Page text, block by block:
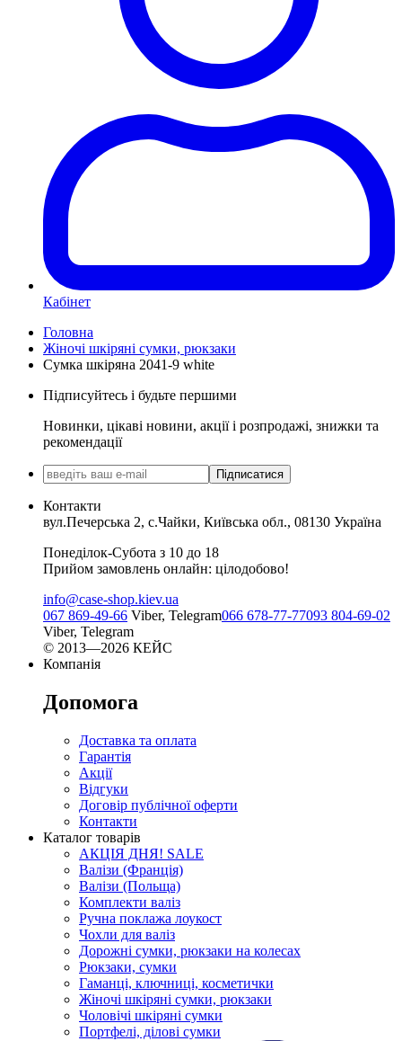
Кабінет
Головна
Жіночі шкіряні сумки, рюкзаки
Сумка шкіряна 2041-9 white
Підписуйтесь і будьте першими
Новинки, цікаві новини, акції і розпродажі, знижки та
рекомендації
Підписатися
Контакти
вул.Печерська 2, с.Чайки, Київська обл., 08130 Україна
Понеділок-Субота з 10 до 18
Прийом замовлень онлайн: цілодобово!
info@case-shop.kiev.ua
067 869-49-66 Viber, Telegram066 678-77-77093 804-69-02
Viber, Telegram
© 2013—2026 КЕЙС
Компанія
Допомога
Доставка та оплата
Гарантія
Акції
Відгуки
Договір публічної оферти
Контакти
Каталог товарів
АКЦІЯ ДНЯ! SALE
Валізи (Франція)
Валізи (Польща)
Комплекти валіз
Ручна поклажа лоукост
Чохли для валіз
Дорожні сумки, рюкзаки на колесах
Рюкзаки, сумки
Гаманці, ключниці, косметички
Жіночі шкіряні сумки, рюкзаки
Чоловічі шкіряні сумки
Портфелі, ділові сумки